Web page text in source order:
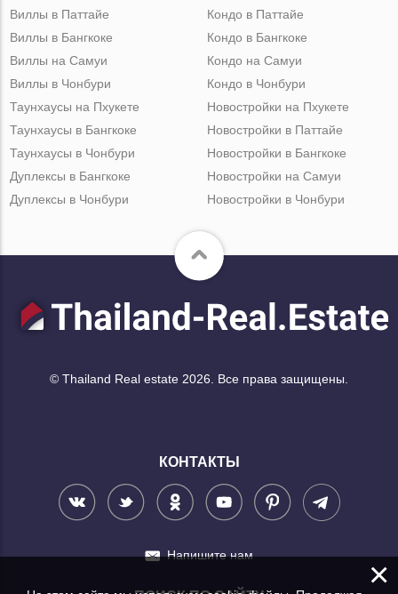
Виллы в Паттайе
Виллы в Бангкоке
Виллы на Самуи
Виллы в Чонбури
Кондо в Паттайе
Кондо в Бангкоке
Кондо на Самуи
Кондо в Чонбури
Таунхаусы на Пхукете
Таунхаусы в Бангкоке
Таунхаусы в Чонбури
Дуплексы в Бангкоке
Дуплексы в Чонбури
Новостройки на Пхукете
Новостройки в Паттайе
Новостройки в Бангкоке
Новостройки на Самуи
Новостройки в Чонбури
© Thailand Real estate 2026. Все права защищены.
КОНТАКТЫ
Напишите нам
×